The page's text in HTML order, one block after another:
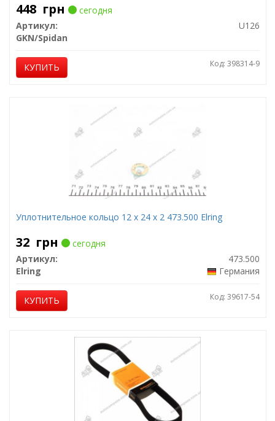
448 грн
сегодня
Артикул:
U126
GKN/Spidan
КУПИТЬ Код: 398314-9
Уплотнительное кольцо 12 x 24 x 2 473.500 Elring
32 грн
сегодня
Артикул:
473.500
Elring
Германия
КУПИТЬ Код: 39617-54